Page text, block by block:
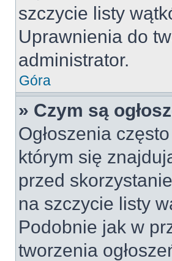
szczycie listy
Uprawnienia do
administrator.
Góra
» Czym są
Ogłoszenia
którym się
przed
na szczycie listy
Podobnie jak w
tworzenia